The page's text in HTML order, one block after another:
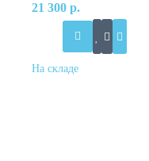
21 300 р.